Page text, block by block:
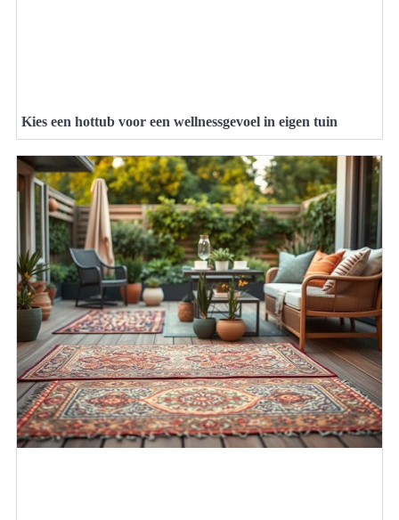
Kies een hottub voor een wellnessgevoel in eigen tuin